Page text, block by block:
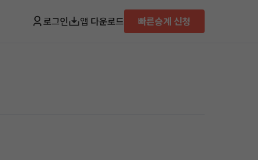
로그인 앱 다운로드 빠른승계 신청